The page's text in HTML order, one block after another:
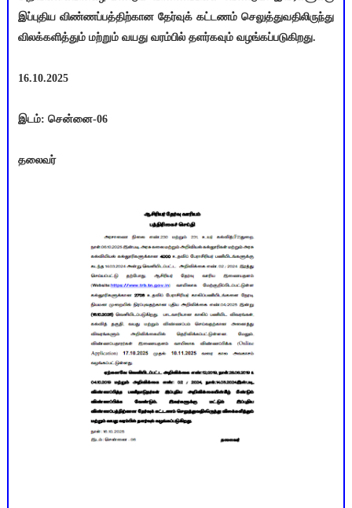
இப்புதிய விண்ணப்பத்திற்கான தேர்வுக் கட்டணம் செலுத்துவதிலிருந்து
விலக்களித்தும் மற்றும் வயது வரம்பில் தளர்கவும் வழங்கப்படுகிறது.
16.10.2025
இடம்: சென்னை-06
தலைவர்